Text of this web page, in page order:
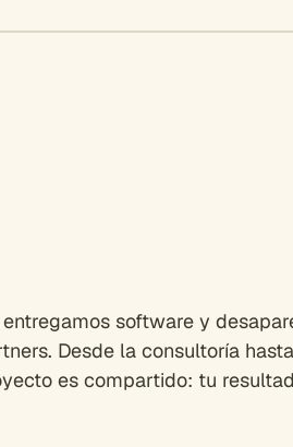
entregamos software y
Desde la consultoría
es compartido: tu